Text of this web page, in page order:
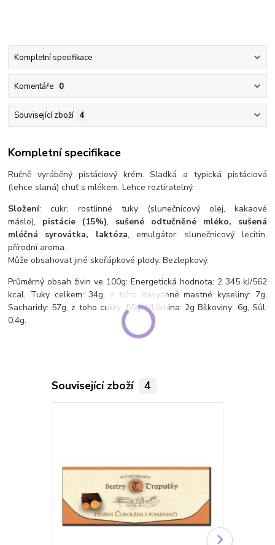
Kompletní specifikace
Komentáře 0
Související zboží 4
Kompletní specifikace
Ručně vyráběný pistáciový krém. Sladká a typická pistáciová
(lehce slaná) chuť s mlékem. Lehce roztíratelný.
Složení: cukr, rostlinné tuky (slunečnicový olej, kakaové
máslo), pistácie (15%), sušené odtučněné mléko, sušená
mléčná syrovátka, laktóza, emulgátor: slunečnicový lecitin,
přírodní aroma.
Může obsahovat jiné skořápkové plody. Bezlepkový.
Průměrný obsah živin ve 100g: Energetická hodnota: 2 345 kJ/562
kcal, Tuky celkem: 34g, z toho nasycené mastné kyseliny: 7g,
Sacharidy: 57g, z toho cukry: 55g, Vláknina: 2g Bílkoviny: 6g, Sůl:
0,4g.
Související zboží 4